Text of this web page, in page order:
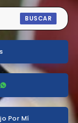
BUSCAR
Por Mí